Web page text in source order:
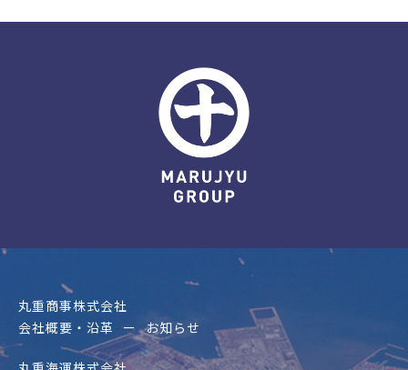
丸重商事株式会社
会社概要・沿革
お知らせ